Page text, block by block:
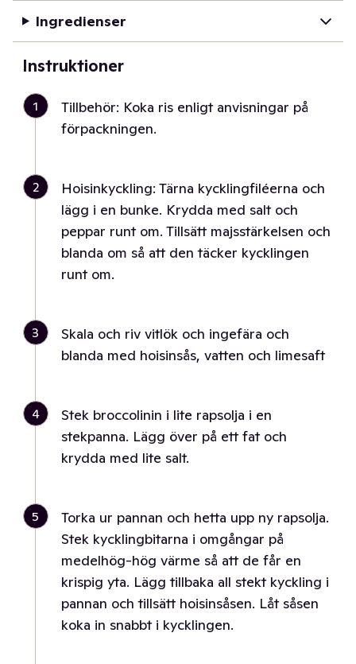
Ingredienser
Instruktioner
1
Tillbehör: Koka ris enligt anvisningar på
förpackningen.
2
Hoisinkyckling: Tärna kycklingfiléerna och
lägg i en bunke. Krydda med salt och
peppar runt om. Tillsätt majsstärkelsen och
blanda om så att den täcker kycklingen
runt om.
3
Skala och riv vitlök och ingefära och
blanda med hoisinsås, vatten och limesaft
4
Stek broccolinin i lite rapsolja i en
stekpanna. Lägg över på ett fat och
krydda med lite salt.
5
Torka ur pannan och hetta upp ny rapsolja.
Stek kycklingbitarna i omgångar på
medelhög-hög värme så att de får en
krispig yta. Lägg tillbaka all stekt kyckling i
pannan och tillsätt hoisinsåsen. Låt såsen
koka in snabbt i kycklingen.